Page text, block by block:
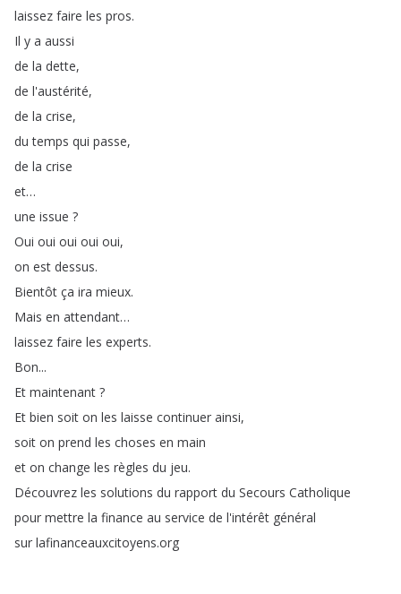
laissez faire les pros.
Il y a aussi
de la dette,
de l'austérité,
de la crise,
du temps qui passe,
de la crise
et…
une issue ?
Oui oui oui oui oui,
on est dessus.
Bientôt ça ira mieux.
Mais en attendant…
laissez faire les experts.
Bon...
Et maintenant ?
Et bien soit on les laisse continuer ainsi,
soit on prend les choses en main
et on change les règles du jeu.
Découvrez les solutions du rapport du Secours Catholique
pour mettre la finance au service de l'intérêt général
sur lafinanceauxcitoyens.org